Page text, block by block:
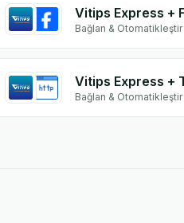
Bağlan & Otomatikleştir
Vitips Express +
Bağlan & Otomatikleştir